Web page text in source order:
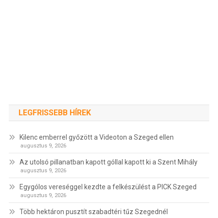
LEGFRISSEBB HÍREK
Kilenc emberrel győzött a Videoton a Szeged ellen
augusztus 9, 2026
Az utolsó pillanatban kapott góllal kapott ki a Szent Mihály
augusztus 9, 2026
Egygólos vereséggel kezdte a felkészülést a PICK Szeged
augusztus 9, 2026
Több hektáron pusztít szabadtéri tűz Szegednél